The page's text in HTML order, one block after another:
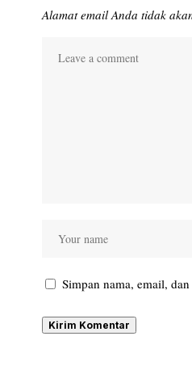
Alamat email Anda tidak
Simpan nama, email,